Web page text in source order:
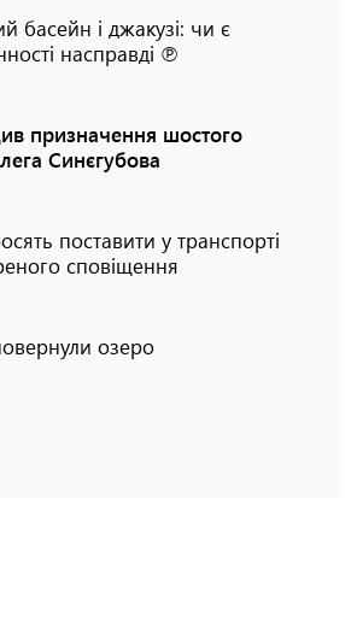
басейн і джакузі: чи є
насправді ℗
призначення шостого
Синєгубова
поставити у транспорті
сповіщення
озеро